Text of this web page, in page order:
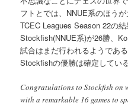
動
フトとでは、NNUE系のほう
TCEC Leagues Season 22の
Stockfish(NNUE系)が26勝、
試合はまだ行われるようであ
Stockfishの優勝は確定している
Congratulations to Stockfish on
with a remarkable 16 games to